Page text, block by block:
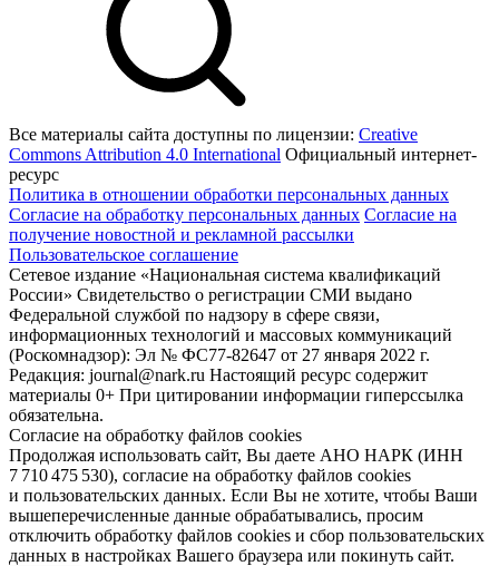
Все материалы сайта доступны по лицензии: Creative
Commons Attribution 4.0 International Официальный интернет-
ресурс
Политика в отношении обработки персональных данных
Согласие на обработку персональных данных Согласие на
получение новостной и рекламной рассылки
Пользовательское соглашение
Сетевое издание «Национальная система квалификаций
России» Свидетельство о регистрации СМИ выдано
Федеральной службой по надзору в сфере связи,
информационных технологий и массовых коммуникаций
(Роскомнадзор): Эл № ФС77-82647 от 27 января 2022 г.
Редакция: journal@nark.ru Настоящий ресурс содержит
материалы 0+ При цитировании информации гиперссылка
обязательна.
Согласие на обработку файлов cookies
Продолжая использовать сайт, Вы даете АНО НАРК (ИНН
7 710 475 530), согласие на обработку файлов cookies
и пользовательских данных. Если Вы не хотите, чтобы Ваши
вышеперечисленные данные обрабатывались, просим
отключить обработку файлов cookies и сбор пользовательских
данных в настройках Вашего браузера или покинуть сайт.